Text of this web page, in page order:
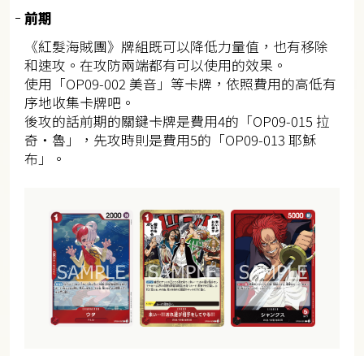
前期
《紅髮海賊團》牌組既可以降低力量值，也有移除
和速攻。在攻防兩端都有可以使用的效果。
使用「OP09-002 美音」等卡牌，依照費用的高低有
序地收集卡牌吧。
後攻的話前期的關鍵卡牌是費用4的「OP09-015 拉
奇・魯」，先攻時則是費用5的「OP09-013 耶穌
布」。